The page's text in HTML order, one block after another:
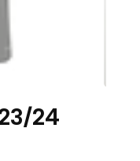
24